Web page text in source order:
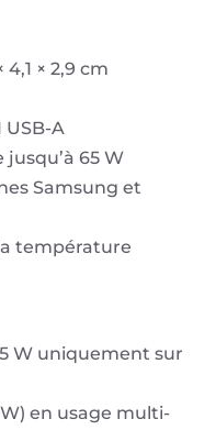
× 2,9 cm
USB-A
65 W
Samsung et
température
W uniquement sur
en usage multi-